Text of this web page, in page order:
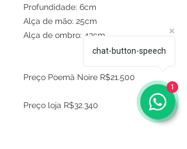
Profundidade: 6cm
Alça de mão: 25cm
Alça de ombro: 43cm
Preço Poemä Noire R$21.500
Preço loja R$32.340
chat-button-speech
1